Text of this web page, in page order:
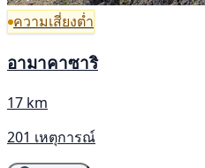
ความเสี่ยงต่ำ
อามาคาซาริ
17 km
201 เหตุการณ์